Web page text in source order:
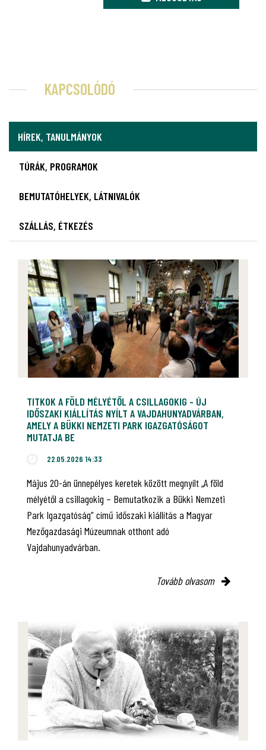
KAPCSOLÓDÓ
HÍREK, TANULMÁNYOK
TÚRÁK, PROGRAMOK
BEMUTATÓHELYEK, LÁTNIVALÓK
SZÁLLÁS, ÉTKEZÉS
TITKOK A FÖLD MÉLYÉTŐL A CSILLAGOKIG - ÚJ
IDŐSZAKI KIÁLLÍTÁS NYÍLT A VAJDAHUNYADVÁRBAN,
AMELY A BÜKKI NEMZETI PARK IGAZGATÓSÁGOT
MUTATJA BE
22.05.2026 14:33
Május 20-án ünnepélyes keretek között megnyílt „A föld
mélyétől a csillagokig – Bemutatkozik a Bükki Nemzeti
Park Igazgatóság” című időszaki kiállítás a Magyar
Mezőgazdasági Múzeumnak otthont adó
Vajdahunyadvárban.
Tovább olvasom